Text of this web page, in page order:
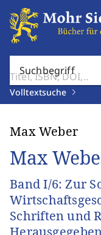
Suchbegriff
Volltextsuche
Max Weber
Max
Band I/6: Zur
Schriften und